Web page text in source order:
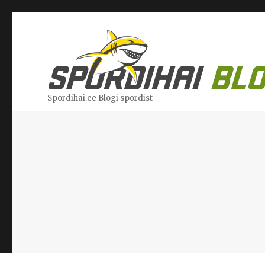
Spordihai.ee Blogi spordist